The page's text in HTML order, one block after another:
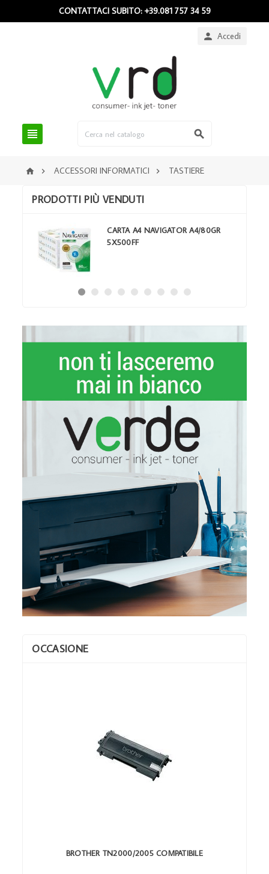
CONTATTACI SUBITO: +39.081 757 34 59
 Accedi
 
  ACCESSORI INFORMATICI  TASTIERE
PRODOTTI PIÙ VENDUTI
CARTA A4 NAVIGATOR A4/80GR
5X500FF
OCCASIONE
BROTHER TN2000/2005 COMPATIBILE